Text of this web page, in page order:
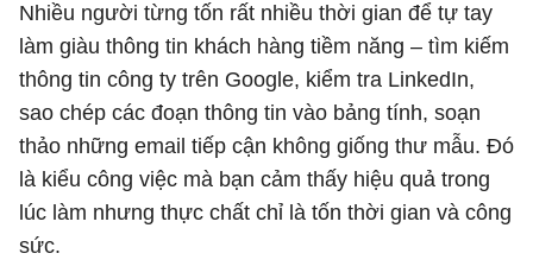
Nhiều người từng tốn rất nhiều thời gian để tự tay
làm giàu thông tin khách hàng tiềm năng – tìm kiếm
thông tin công ty trên Google, kiểm tra LinkedIn,
sao chép các đoạn thông tin vào bảng tính, soạn
thảo những email tiếp cận không giống thư mẫu. Đó
là kiểu công việc mà bạn cảm thấy hiệu quả trong
lúc làm nhưng thực chất chỉ là tốn thời gian và công
sức.